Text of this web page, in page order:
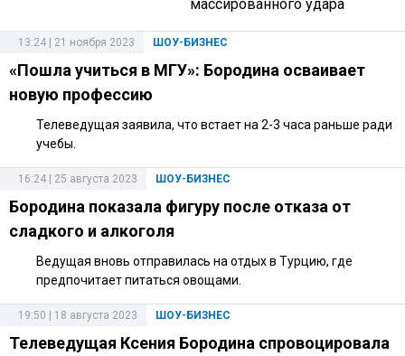
массированного удара
ШОУ-БИЗНЕС
13:24 | 21 ноября 2023
«Пошла учиться в МГУ»: Бородина осваивает
новую профессию
Телеведущая заявила, что встает на 2-3 часа раньше ради
учебы.
ШОУ-БИЗНЕС
16:24 | 25 августа 2023
Бородина показала фигуру после отказа от
сладкого и алкоголя
Ведущая вновь отправилась на отдых в Турцию, где
предпочитает питаться овощами.
ШОУ-БИЗНЕС
19:50 | 18 августа 2023
Телеведущая Ксения Бородина спровоцировала